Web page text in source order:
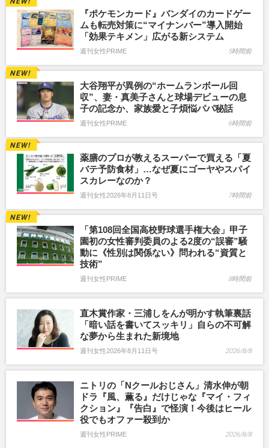
『ポケモンカード』バンダイのカードゲー
ムも転売対策に“マイナンバー”導入開始
「効果テキメン」広がる新システム
週刊女性PRIME 5時間前
大谷翔平が異例の“ホームランボール回
収”、妻・真美子さんと球場デビューの息
子の記念か、家族愛と子煩悩パパ秘話
週刊女性PRIME 6時間前
薬膳のプロが教えるスーパーで買える「夏
バテ予防食材」…なぜ夏にゴーヤやスパイ
スカレーなのか？
週刊女性2026年8月11日号 7時間前
「第108回全国高校野球選手権大会」甲子
園初の女性審判委員のよる2度の“誤審”騒
動に《性別は関係ない》問われる“資質と
技術”
週刊女性PRIME 8時間前
直木賞作家・三浦しをんが明かす執筆裏話
「暗い話を書いてスッキリ」自らの不可解
な夢から生まれた新境地
週刊女性2026年8月11日号 2026/8/8
ニトリの「Nクールおじさん」清水伸が朝
ドラ『風、薫る』だけじゃな『マイ・フィ
クション』『告白』で怪演！今後はヒール
役でもオファー殺到か
週刊女性PRIME 2026/8/8